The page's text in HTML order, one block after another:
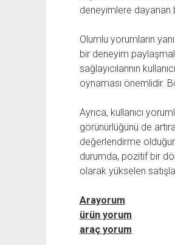
deneyimlere dayanan
Olumlu yorumların
bir deneyim
sağlayıcılarının
oynaması önemlidir.
Ayrıca, kullanıcı
görünürlüğünü de
değerlendirme
durumda, pozitif bir
olarak yükselen
Arayorum
ürün yorum
araç yorum